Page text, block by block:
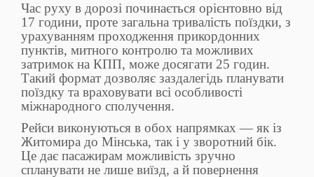
Час руху в дорозі починається орієнтовно від
17 години, проте загальна тривалість поїздки, з
урахуванням проходження прикордонних
пунктів, митного контролю та можливих
затримок на КПП, може досягати 25 годин.
Такий формат дозволяє заздалегідь планувати
поїздку та враховувати всі особливості
міжнародного сполучення.
Рейси виконуються в обох напрямках — як із
Житомира до Мінська, так і у зворотний бік.
Це дає пасажирам можливість зручно
спланувати не лише виїзд, а й повернення